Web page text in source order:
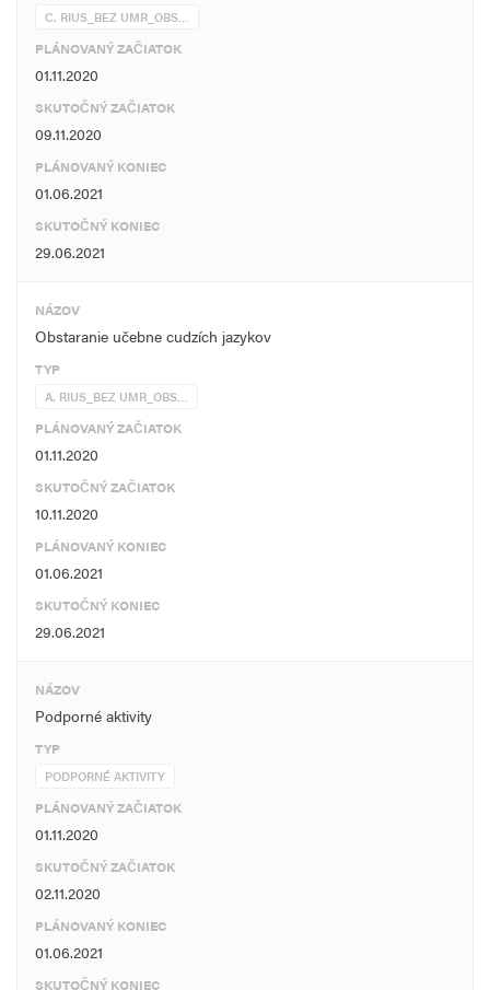
C. RIUS_BEZ UMR_OBS…
PLÁNOVANÝ ZAČIATOK
01.11.2020
SKUTOČNÝ ZAČIATOK
09.11.2020
PLÁNOVANÝ KONIEC
01.06.2021
SKUTOČNÝ KONIEC
29.06.2021
NÁZOV
Obstaranie učebne cudzích jazykov
TYP
A. RIUS_BEZ UMR_OBS…
PLÁNOVANÝ ZAČIATOK
01.11.2020
SKUTOČNÝ ZAČIATOK
10.11.2020
PLÁNOVANÝ KONIEC
01.06.2021
SKUTOČNÝ KONIEC
29.06.2021
NÁZOV
Podporné aktivity
TYP
PODPORNÉ AKTIVITY
PLÁNOVANÝ ZAČIATOK
01.11.2020
SKUTOČNÝ ZAČIATOK
02.11.2020
PLÁNOVANÝ KONIEC
01.06.2021
SKUTOČNÝ KONIEC